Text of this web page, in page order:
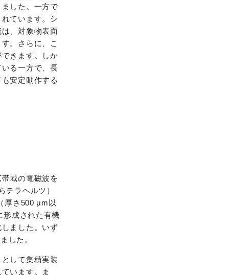
した。一方で
ています。シ
、対象物表面
。さらに、こ
きます。しか
る一方で、長
安定動作する
域の電磁波を
テラヘルツ）
厚さ500 μm以
形成された有機
ました。いず
した。
して集積実装
います。ま